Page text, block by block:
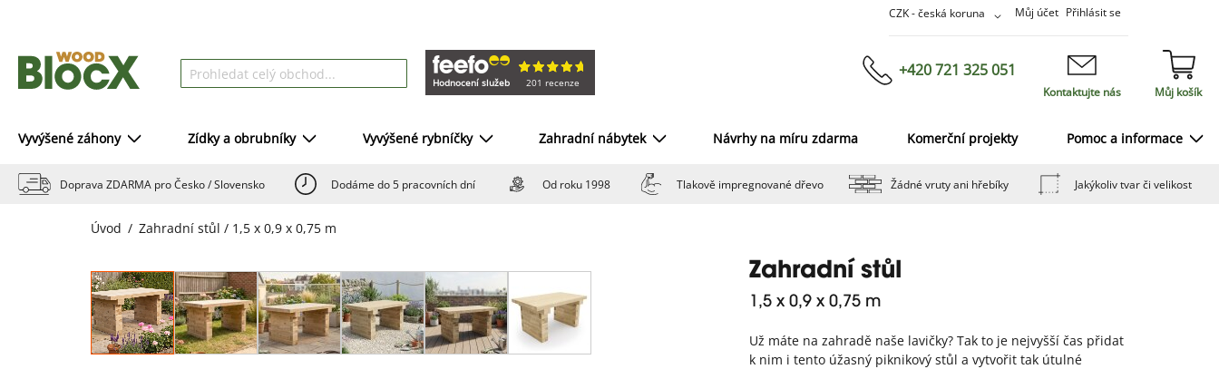
Můj účet Přihlásit se
Přejít
Měna
CZK - česká koruna
Můj košík
Hodnocení služeb 201 recenze
+420 721 325 051
Kontaktujte nás
Vyvýšené záhony Zídky a obrubníky Vyvýšené rybníčky Zahradní nábytek Návrhy na míru zdarma Komerční projekty Pomoc a informace
Doprava ZDARMA pro Česko / Slovensko Dodáme do 5 pracovních dní Od roku 1998 Tlakově impregnované dřevo Žádné vruty ani hřebíky Jakýkoliv tvar či velikost
Úvod Zahradní stůl / 1,5 x 0,9 x 0,75 m
Zahradní stůl
1,5 x 0,9 x 0,75 m
Už máte na zahradě naše lavičky? Tak to je nejvyšší čas přidat
k nim i tento úžasný piknikový stůl a vytvořit tak útulné